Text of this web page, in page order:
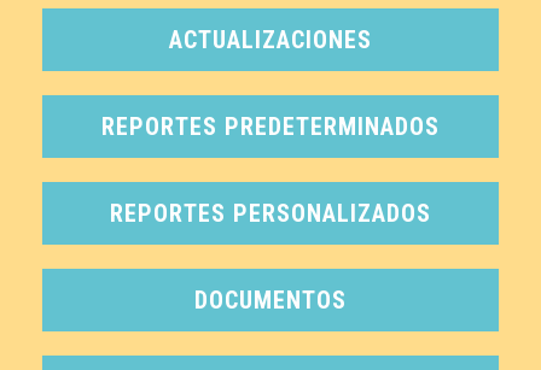
ACTUALIZACIONES
REPORTES PREDETERMINADOS
REPORTES PERSONALIZADOS
DOCUMENTOS